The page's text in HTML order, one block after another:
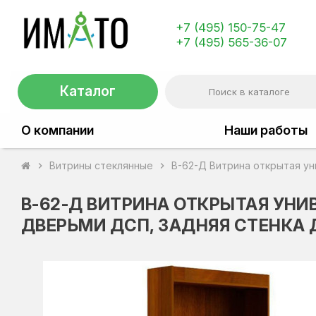
+7 (495) 150-75-47
+7 (495) 565-36-07
Каталог
О компании Наши работы
chevron_right Витрины стеклянные chevron_right В-62-Д Витрина открытая
В-62-Д ВИТРИНА ОТКРЫТАЯ
ДВЕРЬМИ ДСП, ЗАДНЯЯ СТЕНКА